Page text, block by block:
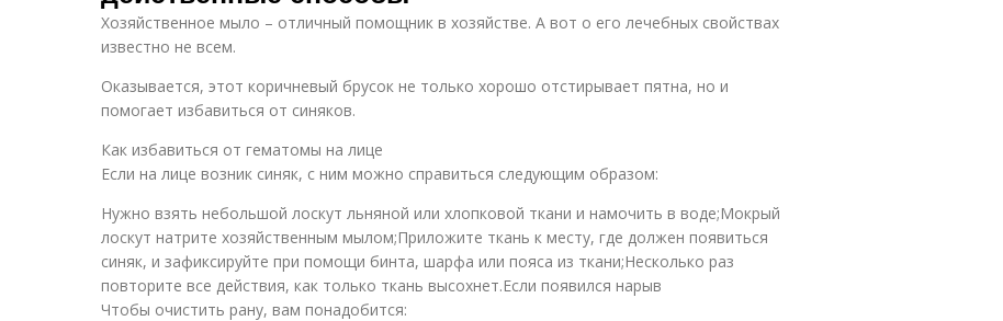
Хозяйственное мыло – отличный помощник в хозяйстве. А вот о его лечебных свойствах
известно не всем.
Оказывается, этот коричневый брусок не только хорошо отстирывает пятна, но и
помогает избавиться от синяков.
Как избавиться от гематомы на лице
Если на лице возник синяк, с ним можно справиться следующим образом:
Нужно взять небольшой лоскут льняной или хлопковой ткани и намочить в воде;Мокрый
лоскут натрите хозяйственным мылом;Приложите ткань к месту, где должен появиться
синяк, и зафиксируйте при помощи бинта, шарфа или пояса из ткани;Несколько раз
повторите все действия, как только ткань высохнет.Если появился нарыв
Чтобы очистить рану, вам понадобится: